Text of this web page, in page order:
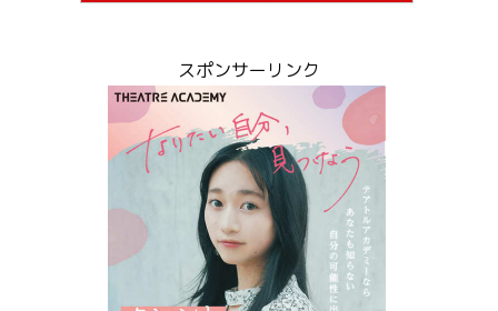
スポンサーリンク